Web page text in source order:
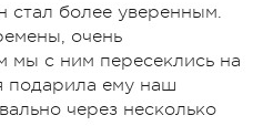
стал более уверенным.
очень
мы с ним пересеклись на
подарила ему наш
через несколько